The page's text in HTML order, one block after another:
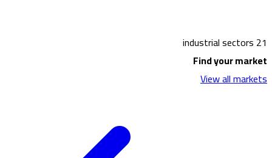
21 industrial sectors
Find your market
View all markets